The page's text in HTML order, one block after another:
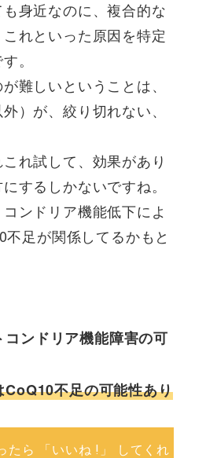
身近なのに、複合的な
れといった原因を特定
。
難しいということは、
）が、絞り切れない、
れ試して、効果があり
するしかないですね。
ンドリア機能低下によ
足が関係してるかもと
ンドリア機能障害の可
CoQ10不足の可能性あり
たら 「いいね !」 してくれ